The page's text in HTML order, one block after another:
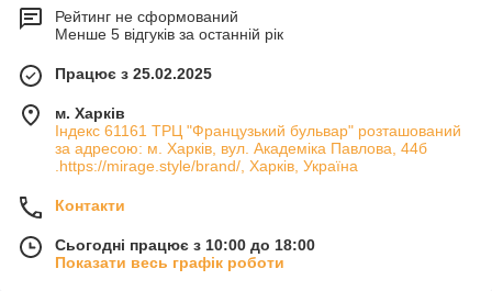
Рейтинг не сформований
Менше 5 відгуків за останній рік
Працює з 25.02.2025
м. Харків
Індекс 61161 ТРЦ "Французький бульвар" розташований
за адресою: м. Харків, вул. Академіка Павлова, 44б
.https://mirage.style/brand/, Харків, Україна
Контакти
Сьогодні працює з 10:00 до 18:00
Показати весь графік роботи